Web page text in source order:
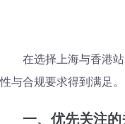
在选择上海与香港
性与合规要求得到满足。
一、优先关注